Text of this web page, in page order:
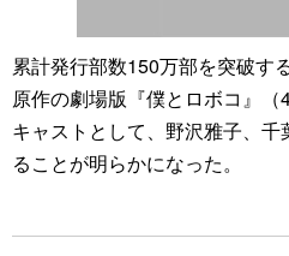
累計発行部数150万部を突破す
原作の劇場版『僕とロボコ』
キャストとして、野沢雅子、
ることが明らかになった。